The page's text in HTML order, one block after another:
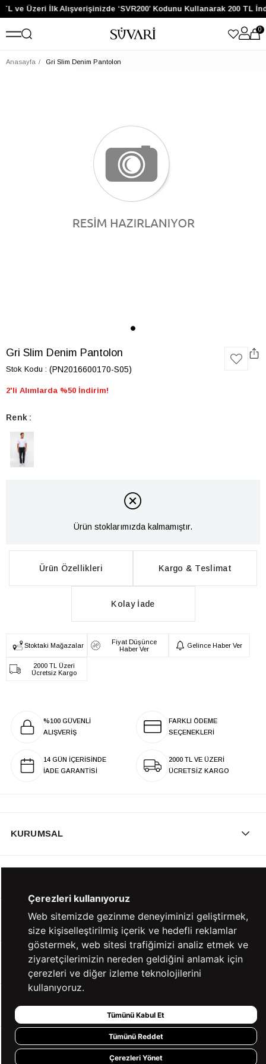
TL ve Üzeri İlk Alışverişinizde ‘SVR200’ Kodunu Kullanarak 200 TL
0
Anasayfa Gri Slim Denim Pantolon
Gri Slim Denim Pantolon
Stok Kodu (PN2016600170-S05)
2'li Alımlarda %50 İndirim!
Renk
Ürün stoklarımızda kalmamıştır.
Ürün Özellikleri Kargo & Teslimat
Kolay İade
Stoktaki Mağazalar
Fiyat Düşünce
Haber Ver
Gelince Haber Ver
2000 TL Üzeri
Ücretsiz Kargo
%100 GÜVENLİ
ALIŞVERİŞ
FARKLI ÖDEME
SEÇENEKLERİ
14 GÜN İÇERİSİNDE
İADE GARANTİSİ
2000 TL VE ÜZERİ
ÜCRETSİZ KARGO
KURUMSAL
YARDIM
BİZE ULAŞIN
HIZLI ERİŞİM
KVKK ve GİZLİLİK
Çerezleri kullanıyoruz
Web sitemizde gezinme deneyiminizi geliştirmek,
size kişiselleştirilmiş içerik ve hedefli reklamlar
göstermek, web sitesi trafiğimizi analiz etmek ve
ziyaretçilerimizin nereden geldiğini anlamak için
çerezleri ve diğer izleme teknolojilerini
kullanıyoruz.
Tümünü Kabul Et
Tümünü Reddet
Çerezleri Yönet